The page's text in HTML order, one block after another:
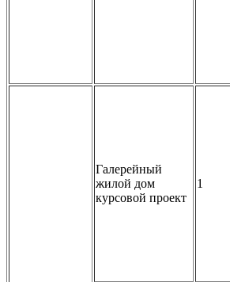
Галерейный
жилой дом
курсовой проект
1